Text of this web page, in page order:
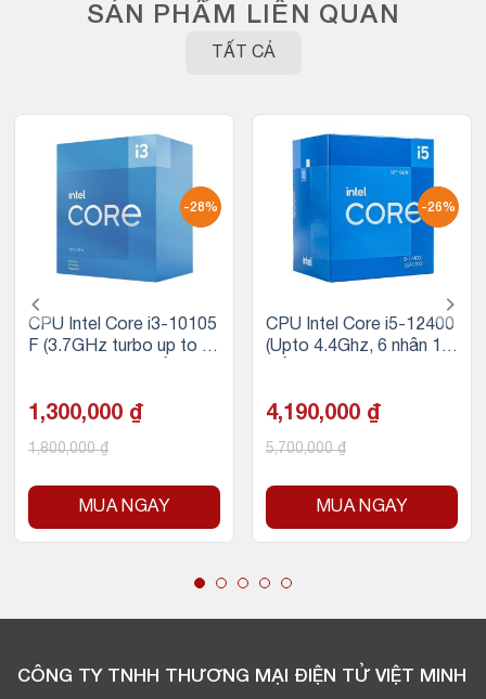
SẢN PHẨM LIÊN QUAN
TẤT CẢ
-28%
CPU Intel Core i3-10105
F (3.7GHz turbo up to 4.
1,300,000 ₫
1,800,000₫
MUA NGAY
-26%
CPU Intel Core i5-12400
(Upto 4.4Ghz, 6 nhân 12
700
4,190,000 ₫
5,700,000₫
MUA NGAY
CÔNG TY TNHH THƯƠNG MẠI ĐIỆN TỬ VIỆT MINH